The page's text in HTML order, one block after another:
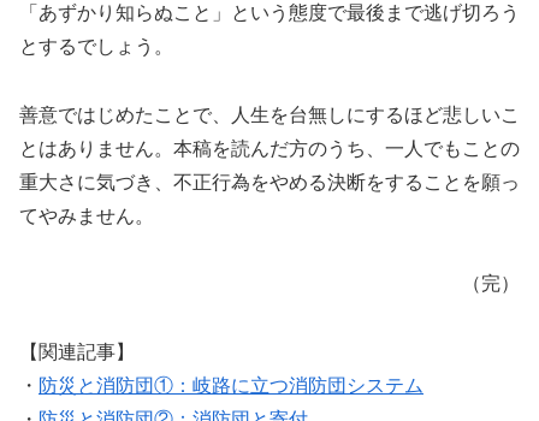
「あずかり知らぬこと」という態度で最後まで逃げ切ろう
とするでしょう。
善意ではじめたことで、人生を台無しにするほど悲しいこ
とはありません。本稿を読んだ方のうち、一人でもことの
重大さに気づき、不正行為をやめる決断をすることを願っ
てやみません。
（完）
【関連記事】
・ 防災と消防団①：岐路に立つ消防団システム